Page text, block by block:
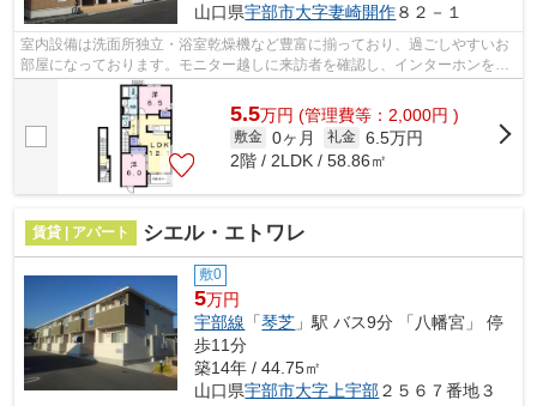
山口県宇部市大字妻崎開作８２－１
室内設備は洗面所独立・浴室乾燥機など豊富に揃っており、過ごしやすいお
部屋になっております。モニター越しに来訪者を確認し、インターホンを通
じて室内から会話することができます...
5.5万円 (管理費等：2,000円 )
敷金 0ヶ月 礼金 6.5万円
2階 / 2LDK / 58.86㎡
賃貸 | アパート シエル・エトワレ
敷0
5万円
宇部線 「琴芝 」駅 バス9分 「八幡宮」 停
歩11分
築14年 / 44.75㎡
山口県宇部市大字上宇部２５６７番地３